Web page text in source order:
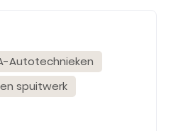
Autotechnieken
spuitwerk